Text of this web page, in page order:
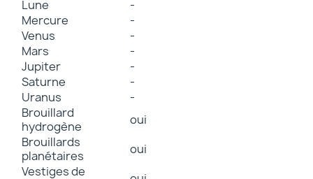
Lune
-
Mercure
-
Venus
-
Mars
-
Jupiter
-
Saturne
-
Uranus
-
Brouillard
hydrogène
oui
Brouillards
planétaires
oui
Vestiges de